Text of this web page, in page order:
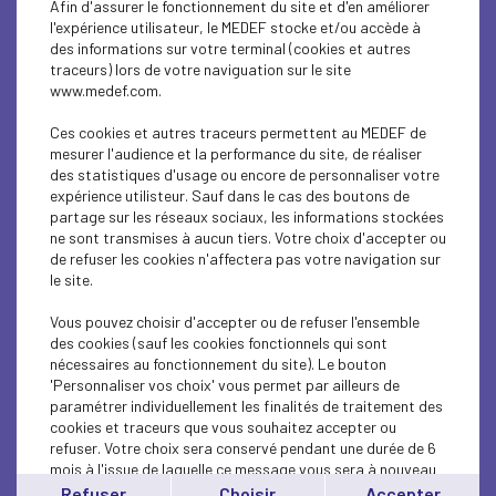
INTERNATIONAL - EUROPE
INTERNATIONAL - EUROPE
ECONOMY
ECONOMY
INTERNATIONAL - EUROPE
ECONOMY
ECONOMY
INTERNATIONAL - EUROPE
INTERNATIONAL - EUROPE
Afin d'assurer le fonctionnement du site et d'en améliorer
l'expérience utilisateur, le MEDEF stocke et/ou accède à
des informations sur votre terminal (cookies et autres
traceurs) lors de votre naviguation sur le site
www.medef.com.
Ces cookies et autres traceurs permettent au MEDEF de
mesurer l'audience et la performance du site, de réaliser
des statistiques d'usage ou encore de personnaliser votre
expérience utilisteur. Sauf dans le cas des boutons de
partage sur les réseaux sociaux, les informations stockées
ne sont transmises à aucun tiers. Votre choix d'accepter ou
de refuser les cookies n'affectera pas votre navigation sur
le site.
Vous pouvez choisir d'accepter ou de refuser l'ensemble
des cookies (sauf les cookies fonctionnels qui sont
nécessaires au fonctionnement du site). Le bouton
'Personnaliser vos choix' vous permet par ailleurs de
paramétrer individuellement les finalités de traitement des
cookies et traceurs que vous souhaitez accepter ou
refuser. Votre choix sera conservé pendant une durée de 6
mois à l'issue de laquelle ce message vous sera à nouveau
affiché..